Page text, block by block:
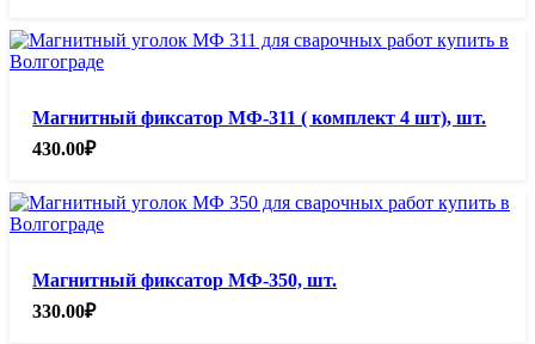
Магнитный фиксатор МФ-311 ( комплект 4 шт), шт.
430.00₽
Магнитный фиксатор МФ-350, шт.
330.00₽